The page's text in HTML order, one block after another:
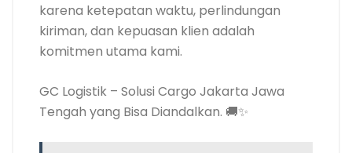
karena ketepatan waktu, perlindungan
kiriman, dan kepuasan klien adalah
komitmen utama kami.
GC Logistik – Solusi Cargo Jakarta Jawa
Tengah yang Bisa Diandalkan. 🚚✨